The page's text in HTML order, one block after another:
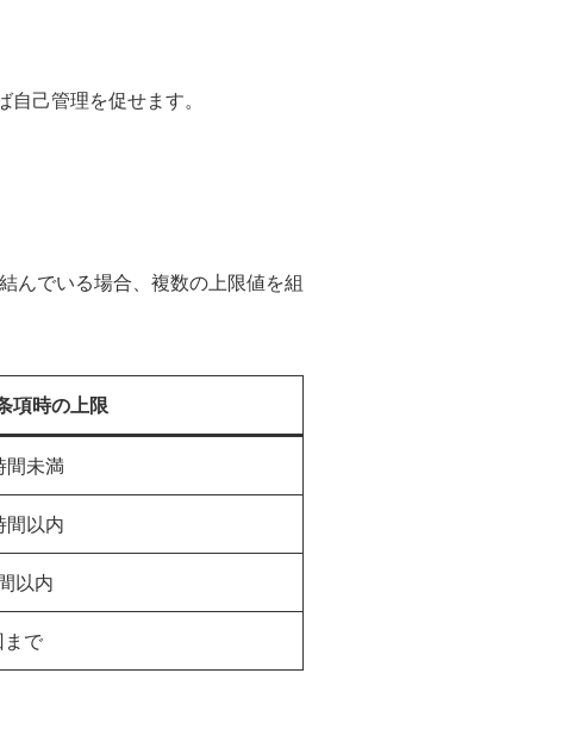
己管理を促せます。
んでいる場合、複数の上限値を組
項時の上限
間未満
間以内
以内
で